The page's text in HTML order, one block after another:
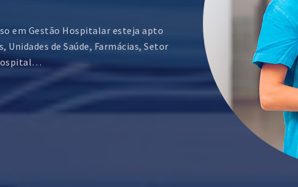
em Gestão Hospitalar esteja apto
de Saúde, Farmácias, Setor